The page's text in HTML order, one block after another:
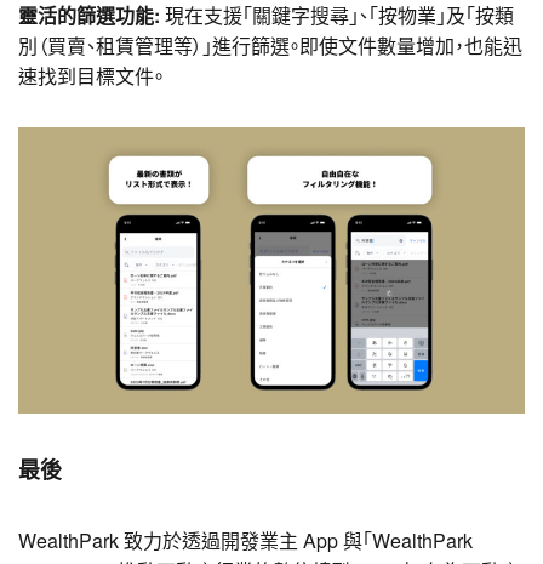
靈活的篩選功能: 現在支援「關鍵字搜尋」、「按物業」及「按類
別（買賣、租賃管理等）」進行篩選。即使文件數量增加，也能迅
速找到目標文件。
最後
WealthPark 致力於透過開發業主 App 與「WealthPark